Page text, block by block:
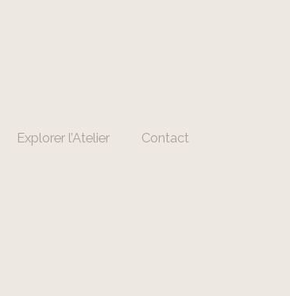
Explorer l’Atelier Contact